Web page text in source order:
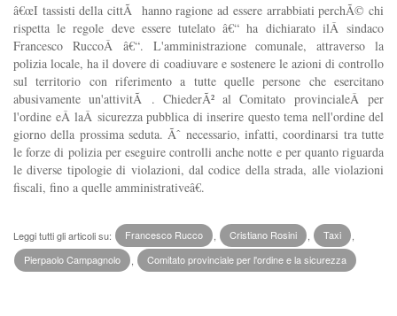
â€œI tassisti della cittÃ hanno ragione ad essere arrabbiati perchÃ© chi
rispetta le regole deve essere tutelato â€“ ha dichiarato ilÂ sindaco
Francesco RuccoÂ â€“. L'amministrazione comunale, attraverso la
polizia locale, ha il dovere di coadiuvare e sostenere le azioni di controllo
sul territorio con riferimento a tutte quelle persone che esercitano
abusivamente un'attivitÃ . ChiederÃ² al Comitato provincialeÂ per
l'ordine eÂ laÂ sicurezza pubblica di inserire questo tema nell'ordine del
giorno della prossima seduta. Ãˆ necessario, infatti, coordinarsi tra tutte
le forze di polizia per eseguire controlli anche notte e per quanto riguarda
le diverse tipologie di violazioni, dal codice della strada, alle violazioni
fiscali, fino a quelle amministrativeâ€.
Leggi tutti gli articoli su: Francesco Rucco Cristiano Rosini Taxi
Pierpaolo Campagnolo
Comitato provinciale per l'ordine e la sicurezza